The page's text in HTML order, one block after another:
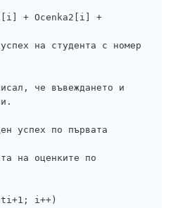
+ Ocenka2[i] +
на студента с номер
че въвеждането и
успех по първата
на оценките по
i++)